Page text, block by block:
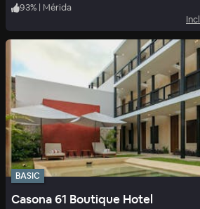
93% | Mérida
BASIC
Casona 61 Boutique Hotel